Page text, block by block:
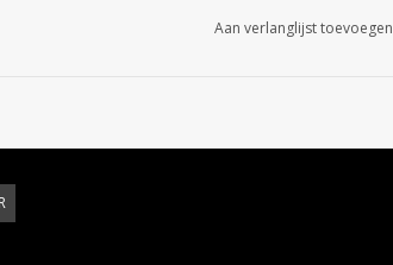
Aan verlanglijst toevoegen